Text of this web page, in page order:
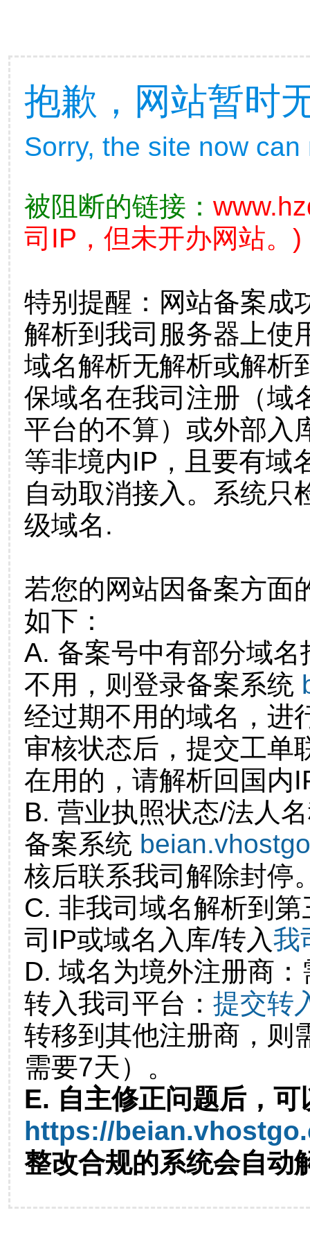
抱歉，网站暂时
Sorry, the site now
被阻断的链接：
司IP，但未开办网站。)
特别提醒：网站备案成
解析到我司服务器上使
域名解析无解析或解析
保域名在我司注册（域
平台的不算）或外部入
等非境内IP，且要有域
自动取消接入。系统只
级域名.
若您的网站因备案方面
如下：
A. 备案号中有部分域
不用，则登录备案系统
经过期不用的域名，进
审核状态后，提交工单
在用的，请解析回国内
B. 营业执照状态/法人
备案系统
核后联系我司解除封停
C. 非我司域名解析到
司IP或域名入库/转入我
D. 域名为境外注册商
转入我司平台： 提交转
转移到其他注册商，则
需要7天）。
E. 自主修正问题后，可
https://
整改合规的系统会自动